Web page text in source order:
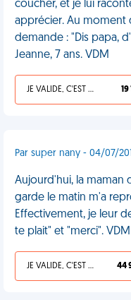
coucher, et je lui
apprécier. Au moment
demande : "Dis papa,
Jeanne, 7 ans. VDM
JE VALIDE, C'EST UNE VDM 19
Par super nany - 04/07/
Aujourd'hui, la maman
garde le matin m'a
Effectivement, je leur
te plait" et "merci". VDM
JE VALIDE, C'EST UNE VDM 44